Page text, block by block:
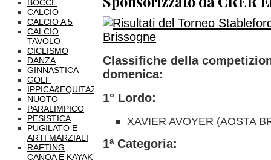
BOCCE
CALCIO
CALCIO A 5
CALCIO
TAVOLO
CICLISMO
DANZA
GINNASTICA
GOLF
IPPICA&EQUITAZIONE
NUOTO
PARALIMPICO
PESISTICA
PUGILATO E
ARTI MARZIALI
RAFTING
CANOA E KAYAK
Classifiche della
domenica:
1° Lordo:
XAVIER AVOYER (AOSTA
1ª Categoria: